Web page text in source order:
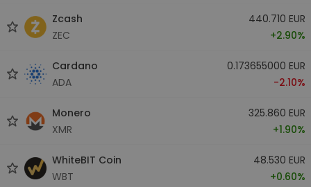
Zcash
ZEC
440.710 EUR
+2.90%
Cardano
ADA
0.173655000 EUR
-2.10%
Monero
XMR
325.860 EUR
+1.90%
WhiteBIT Coin
WBT
48.530 EUR
+0.60%